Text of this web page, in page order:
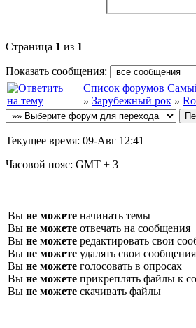
Страница 1 из 1
Показать сообщения:
Список форумов
» Зарубежный рок »
Текущее время: 09-Авг 12:41
Часовой пояс: GMT + 3
Вы не можете начинать темы
Вы не можете отвечать на сообщения
Вы не можете редактировать свои
Вы не можете удалять свои сообщения
Вы не можете голосовать в опросах
Вы не можете прикреплять файлы к
Вы не можете скачивать файлы